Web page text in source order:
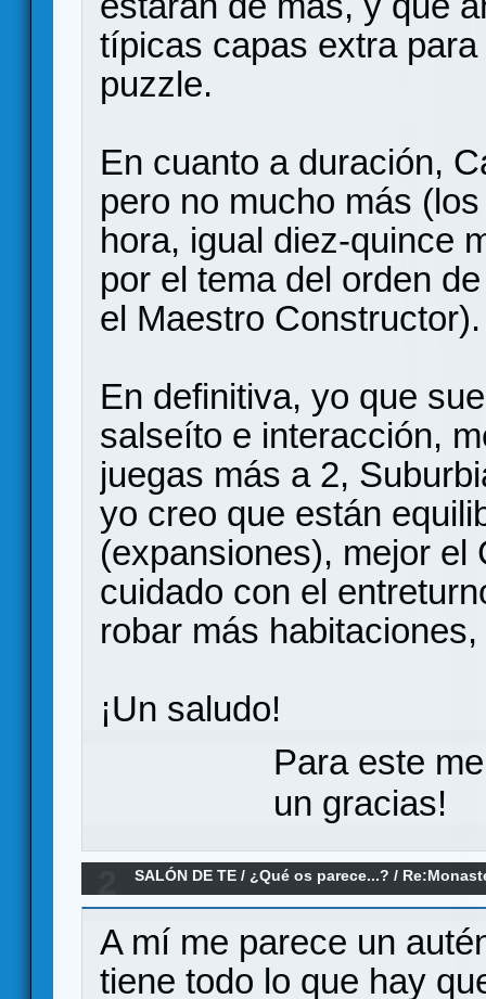
típicas capas extra
puzzle.
En cuanto a duración,
pero no mucho más
hora, igual diez-quince
por el tema del orden
el Maestro Constructor).
En definitiva, yo que
salseíto e interacción,
juegas más a 2,
yo creo que están
(expansiones), mejor el
cuidado con el
robar más
¡Un saludo!
Para este
un gracias!
SALÓN DE TE /¿Qué os parece...? /
A mí me parece un
tiene todo lo que hay